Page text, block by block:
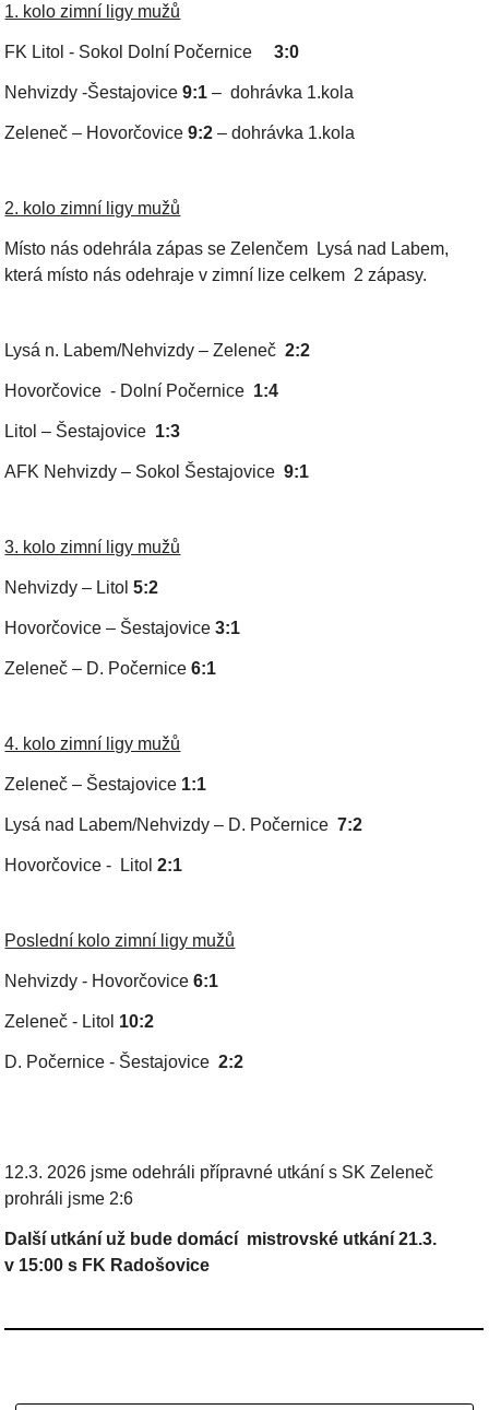
1. kolo zimní ligy mužů
FK Litol - Sokol Dolní Počernice 3:0
Nehvizdy -Šestajovice9:1 – dohrávka 1.kola
Zeleneč – Hovorčovice9:2 – dohrávka 1.kola
2. kolo zimní ligy mužů
Místo nás odehrála zápas se Zelenčem Lysá nad Labem,
která místo nás odehraje v zimní lize celkem 2 zápasy.
Lysá n. Labem/Nehvizdy – Zeleneč2:2
Hovorčovice - Dolní Počernice 1:4
Litol – Šestajovice 1:3
AFK Nehvizdy – Sokol Šestajovice9:1
3. kolo zimní ligy mužů
Nehvizdy – Litol5:2
Hovorčovice – Šestajovice3:1
Zeleneč – D. Počernice6:1
4. kolo zimní ligy mužů
Zeleneč – Šestajovice 1:1
Lysá nad Labem/Nehvizdy – D. Počernice7:2
Hovorčovice - Litol2:1
Poslední kolo zimní ligy mužů
Nehvizdy - Hovorčovice6:1
Zeleneč - Litol 10:2
D. Počernice - Šestajovice2:2
12.3. 2026 jsme odehráli přípravné utkánís SK Zeleneč
prohráli jsme 2:6
Další utkání už bude domácí mistrovské utkání 21.3.
v 15:00 s FK Radošovice